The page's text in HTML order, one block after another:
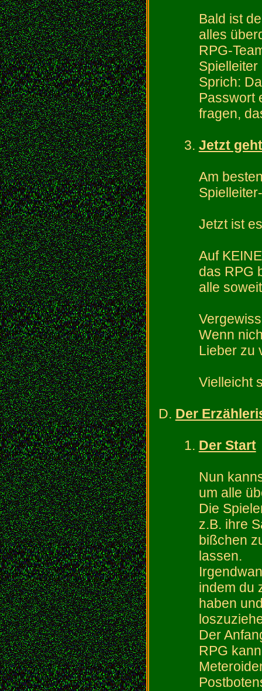
Bald ist
alles
RPG-
Sprich:
Passwort
fragen,
Jetzt
Am
Jetzt ist
Auf
das RPG
alle
Wenn
Lieber zu
Vielleicht
Der
Der Start
Nun
um alle
Die
z.B. ihre
bißchen
lassen.
indem du
haben
Der
RPG